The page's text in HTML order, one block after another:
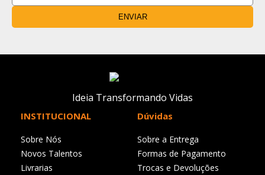
ENVIAR
Ideia Transformando Vidas
INSTITUCIONAL
Sobre Nós
Novos Talentos
Livrarias
Dúvidas
Sobre a Entrega
Formas de Pagamento
Trocas e Devoluções